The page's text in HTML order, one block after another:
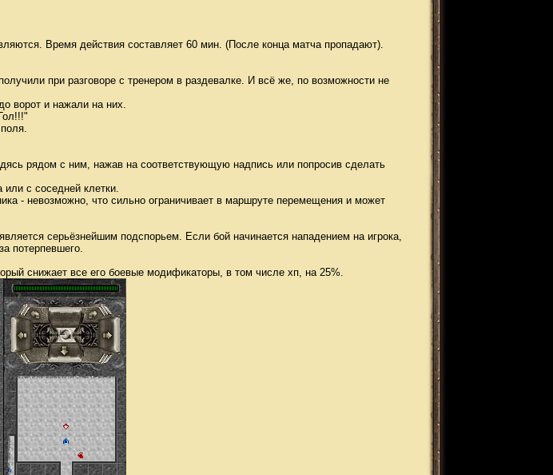
Время действия составляет 60 мин. (После конца матча пропадают).
при разговоре с тренером в раздевалке. И всё же, по возможности не
ворот и нажали на них.
рядом с ним, нажав на соответствующую надпись или попросив сделать
с соседней клетки.
- невозможно, что сильно ограничивает в маршруте перемещения и может
серьёзнейшим подспорьем. Если бой начинается нападением на игрока,
потерпевшего.
снижает все его боевые модификаторы, в том числе хп, на 25%.